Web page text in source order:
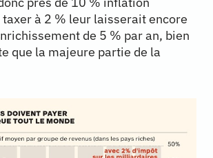
à 2 % leur laisserait encore
de 5 % par an, bien
que la majeure partie de la